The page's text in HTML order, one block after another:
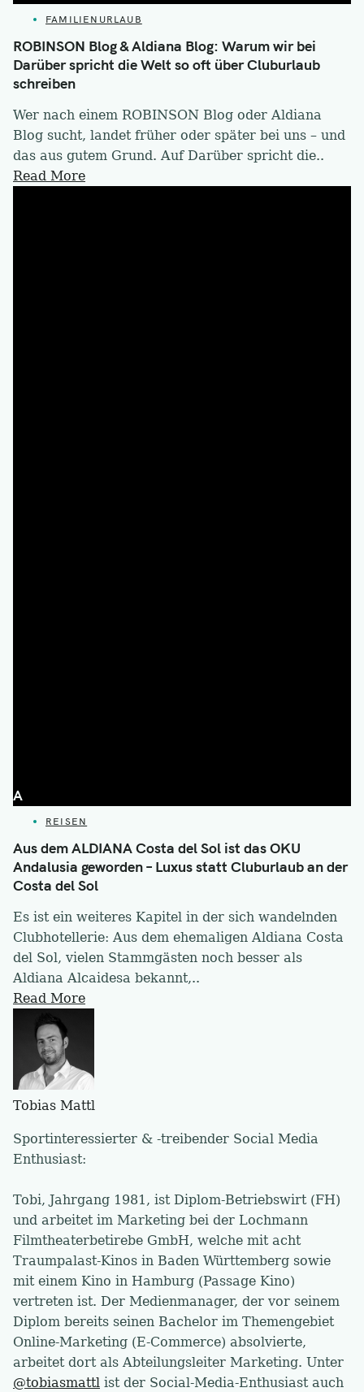
CATEGORIES
FAMILIENURLAUB
ROBINSON Blog & Aldiana Blog: Warum wir bei
Darüber spricht die Welt so oft über Cluburlaub
schreiben
Wer nach einem ROBINSON Blog oder Aldiana
Blog sucht, landet früher oder später bei uns – und
das aus gutem Grund. Auf Darüber spricht die..
Read More
A
CATEGORIES
REISEN
Aus dem ALDIANA Costa del Sol ist das OKU
Andalusia geworden – Luxus statt Cluburlaub an der
Costa del Sol
Es ist ein weiteres Kapitel in der sich wandelnden
Clubhotellerie: Aus dem ehemaligen Aldiana Costa
del Sol, vielen Stammgästen noch besser als
Aldiana Alcaidesa bekannt,..
Read More
Tobias Mattl
Sportinteressierter & -treibender Social Media
Enthusiast:
Tobi, Jahrgang 1981, ist Diplom-Betriebswirt (FH)
und arbeitet im Marketing bei der Lochmann
Filmtheaterbetirebe GmbH, welche mit acht
Traumpalast-Kinos in Baden Württemberg sowie
mit einem Kino in Hamburg (Passage Kino)
vertreten ist. Der Medienmanager, der vor seinem
Diplom bereits seinen Bachelor im Themengebiet
Online-Marketing (E-Commerce) absolvierte,
arbeitet dort als Abteilungsleiter Marketing. Unter
@tobiasmattl ist der Social-Media-Enthusiast auch